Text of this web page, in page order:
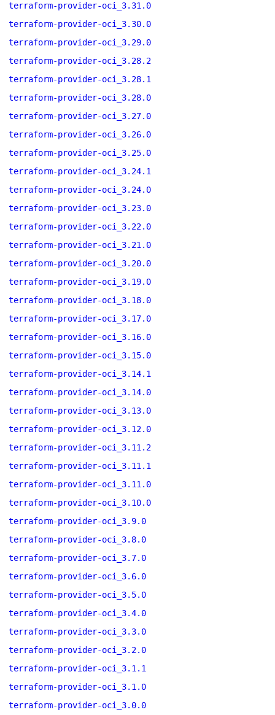
terraform-provider-oci_3.31.0
terraform-provider-oci_3.30.0
terraform-provider-oci_3.29.0
terraform-provider-oci_3.28.2
terraform-provider-oci_3.28.1
terraform-provider-oci_3.28.0
terraform-provider-oci_3.27.0
terraform-provider-oci_3.26.0
terraform-provider-oci_3.25.0
terraform-provider-oci_3.24.1
terraform-provider-oci_3.24.0
terraform-provider-oci_3.23.0
terraform-provider-oci_3.22.0
terraform-provider-oci_3.21.0
terraform-provider-oci_3.20.0
terraform-provider-oci_3.19.0
terraform-provider-oci_3.18.0
terraform-provider-oci_3.17.0
terraform-provider-oci_3.16.0
terraform-provider-oci_3.15.0
terraform-provider-oci_3.14.1
terraform-provider-oci_3.14.0
terraform-provider-oci_3.13.0
terraform-provider-oci_3.12.0
terraform-provider-oci_3.11.2
terraform-provider-oci_3.11.1
terraform-provider-oci_3.11.0
terraform-provider-oci_3.10.0
terraform-provider-oci_3.9.0
terraform-provider-oci_3.8.0
terraform-provider-oci_3.7.0
terraform-provider-oci_3.6.0
terraform-provider-oci_3.5.0
terraform-provider-oci_3.4.0
terraform-provider-oci_3.3.0
terraform-provider-oci_3.2.0
terraform-provider-oci_3.1.1
terraform-provider-oci_3.1.0
terraform-provider-oci_3.0.0